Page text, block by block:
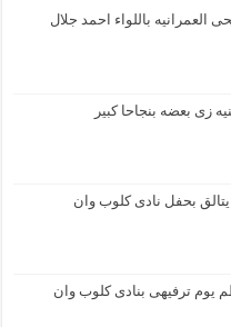
العمرانيه باللواء احمد جلال
زى بعضه بنجاحا كبير
يتالق بحفل نادى كلوب وان
يوم ترفيهى بنادى كلوب وان